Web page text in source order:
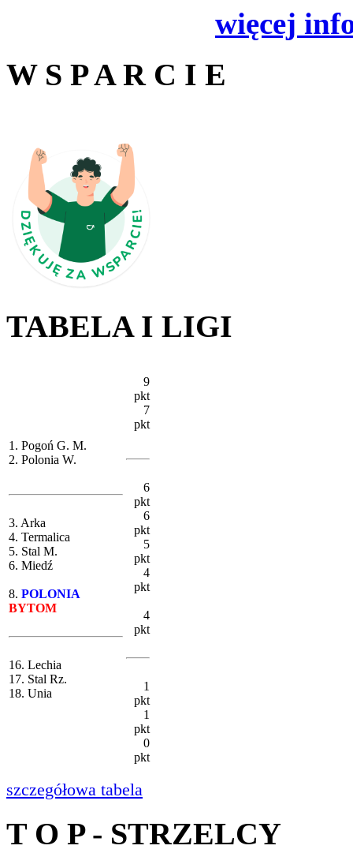
więcej
W S P A R C I E
TABELA I LIGI
1. Pogoń G. M.
2. Polonia W.
3. Arka
4. Termalica
5. Stal M.
6. Miedź
8. POLONIA
BYTOM
16. Lechia
17. Stal Rz.
18. Unia
9
pkt
7
pkt
6
pkt
6
pkt
5
pkt
4
pkt
4
pkt
1
pkt
1
pkt
0
pkt
szczegółowa tabela
T O P - STRZELCY